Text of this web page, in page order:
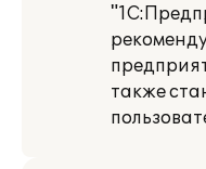
также